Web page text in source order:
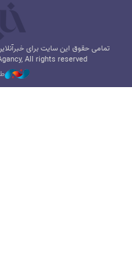
تمامی حقوق این سایت برای
All rights reserved